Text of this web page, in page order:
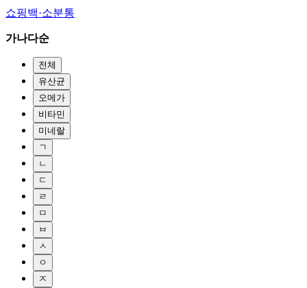
쇼핑백·소분통
가나다순
전체
유산균
오메가
비타민
미네랄
ㄱ
ㄴ
ㄷ
ㄹ
ㅁ
ㅂ
ㅅ
ㅇ
ㅈ